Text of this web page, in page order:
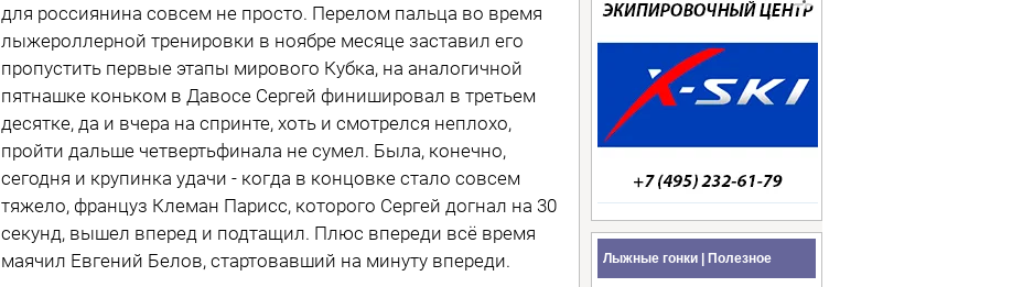
для россиянина совсем не просто. Перелом пальца во время
лыжероллерной тренировки в ноябре месяце заставил его
пропустить первые этапы мирового Кубка, на аналогичной
пятнашке коньком в Давосе Сергей финишировал в третьем
десятке, да и вчера на спринте, хоть и смотрелся неплохо,
пройти дальше четвертьфинала не сумел. Была, конечно,
сегодня и крупинка удачи - когда в концовке стало совсем
тяжело, француз Клеман Парисс, которого Сергей догнал на 30
секунд, вышел вперед и подтащил. Плюс впереди всё время
маячил Евгений Белов, стартовавший на минуту впереди.
Лыжные гонки | Полезное